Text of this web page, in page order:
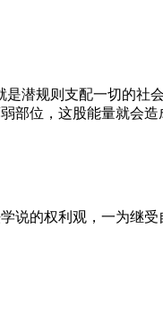
潜规则支配一切的
部位，这股能量就会造
说的权利观，一为继